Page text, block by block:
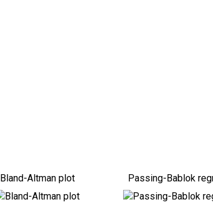
Bland-Altman plot Passing-Bablok